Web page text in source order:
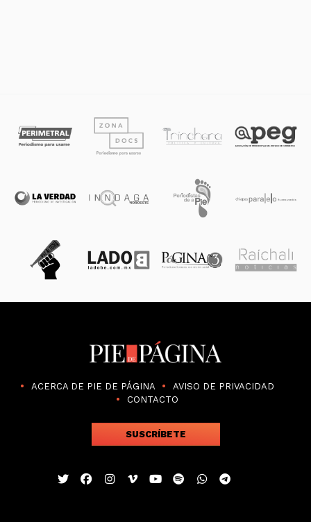
ACERCA DE PIE DE PÁGINA
AVISO DE PRIVACIDAD
CONTACTO
SUSCRÍBETE